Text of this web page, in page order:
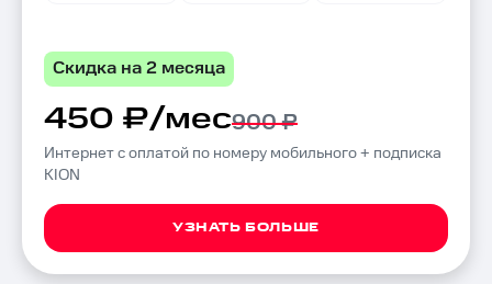
Скидка на 2 месяца
450 ₽/мес900 ₽
Интернет с оплатой по номеру мобильного + подписка
KION
УЗНАТЬ БОЛЬШЕ